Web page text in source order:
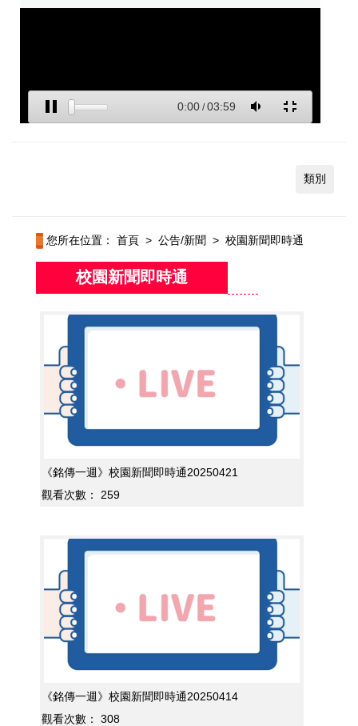
類別
您所在位置： 首頁 > 公告/新聞 > 校園新聞即時通
校園新聞即時通
《銘傳一週》校園新聞即時通20250421
觀看次數：
259
《銘傳一週》校園新聞即時通20250414
觀看次數：
308